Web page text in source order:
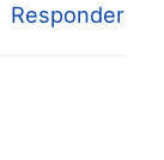
Responder